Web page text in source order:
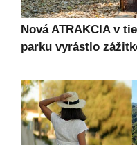
Nová ATRAKCIA v
parku vyrástlo